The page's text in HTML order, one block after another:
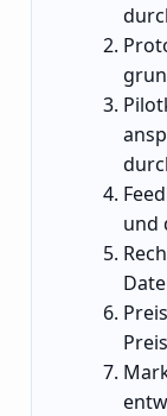
und